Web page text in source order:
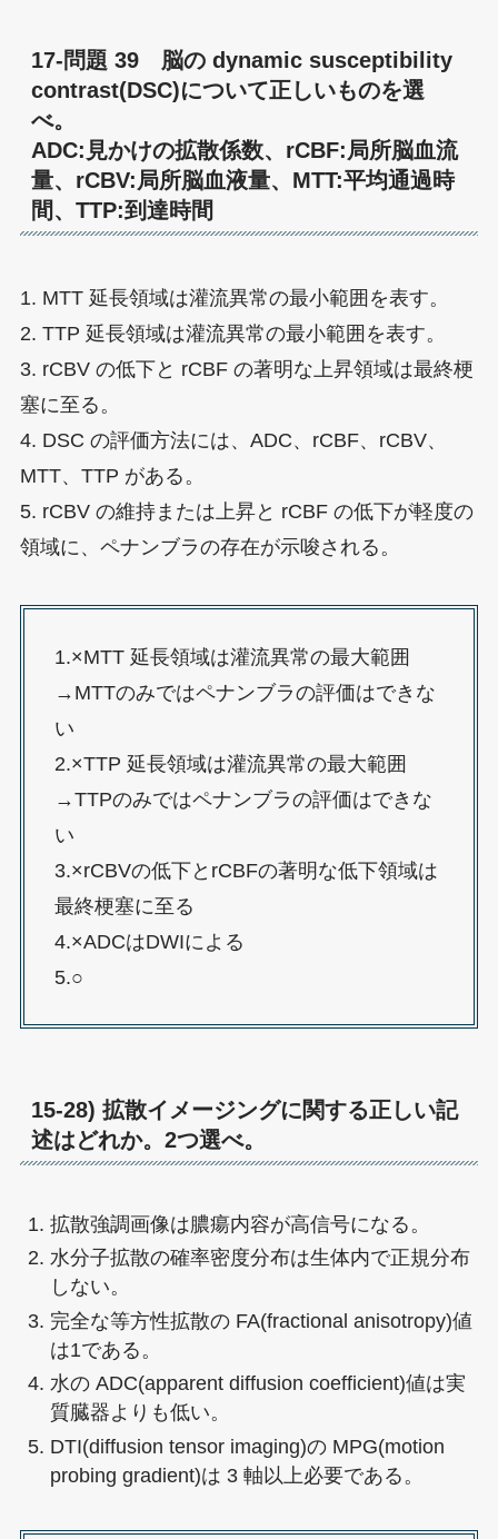
17-問題 39 脳の dynamic susceptibility
contrast(DSC)について正しいものを選
べ。
ADC:見かけの拡散係数、rCBF:局所脳血流
量、rCBV:局所脳血液量、MTT:平均通過時
間、TTP:到達時間
1. MTT 延長領域は灌流異常の最小範囲を表す。
2. TTP 延長領域は灌流異常の最小範囲を表す。
3. rCBV の低下と rCBF の著明な上昇領域は最終梗
塞に至る。
4. DSC の評価方法には、ADC、rCBF、rCBV、
MTT、TTP がある。
5. rCBV の維持または上昇と rCBF の低下が軽度の
領域に、ペナンブラの存在が示唆される。
1.×MTT 延長領域は灌流異常の最大範囲
→MTTのみではペナンブラの評価はできな
い
2.×TTP 延長領域は灌流異常の最大範囲
→TTPのみではペナンブラの評価はできな
い
3.×rCBVの低下とrCBFの著明な低下領域は
最終梗塞に至る
4.×ADCはDWIによる
5.○
15-28) 拡散イメージングに関する正しい記
述はどれか。2つ選べ。
拡散強調画像は膿瘍内容が高信号になる。
水分子拡散の確率密度分布は生体内で正規分布
しない。
完全な等方性拡散の FA(fractional anisotropy)値
は1である。
水の ADC(apparent diffusion coefficient)値は実
質臓器よりも低い。
DTI(diffusion tensor imaging)の MPG(motion
probing gradient)は 3 軸以上必要である。